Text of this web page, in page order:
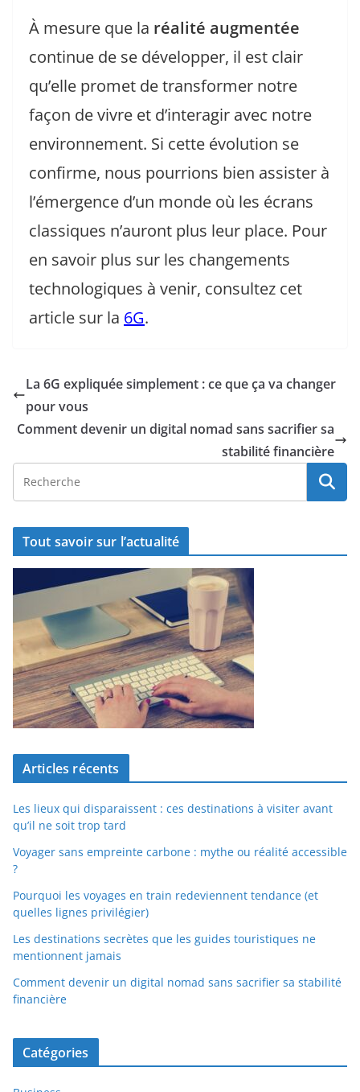
À mesure que la réalité augmentée
continue de se développer, il est clair
qu’elle promet de transformer notre
façon de vivre et d’interagir avec notre
environnement. Si cette évolution se
confirme, nous pourrions bien assister à
l’émergence d’un monde où les écrans
classiques n’auront plus leur place. Pour
en savoir plus sur les changements
technologiques à venir, consultez cet
article sur la 6G.
La 6G expliquée simplement : ce que ça va changer
pour vous
Comment devenir un digital nomad sans sacrifier sa
stabilité financière
Tout savoir sur l’actualité
Articles récents
Les lieux qui disparaissent : ces destinations à visiter avant
qu’il ne soit trop tard
Voyager sans empreinte carbone : mythe ou réalité accessible
?
Pourquoi les voyages en train redeviennent tendance (et
quelles lignes privilégier)
Les destinations secrètes que les guides touristiques ne
mentionnent jamais
Comment devenir un digital nomad sans sacrifier sa stabilité
financière
Catégories